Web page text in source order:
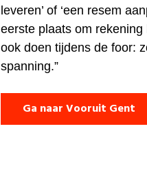
leveren’ of ‘een resem
eerste plaats om
ook doen tijdens de foor:
spanning.”
Ga naar Vooruit Gent